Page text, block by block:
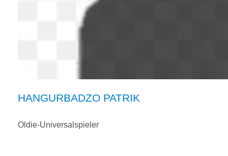
HANGURBADZO PATRIK
Oldie-Universalspieler